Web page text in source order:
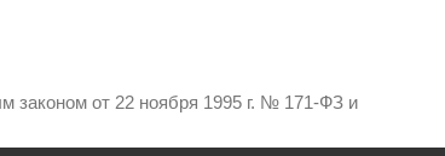
законом от 22 ноября 1995 г. № 171-ФЗ и